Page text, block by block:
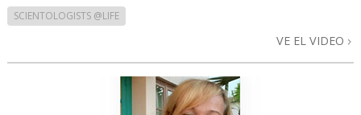
SCIENTOLOGISTS @LIFE
VE EL VIDEO